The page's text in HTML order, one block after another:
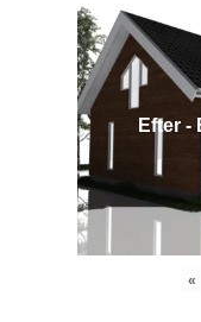
Efter -
«